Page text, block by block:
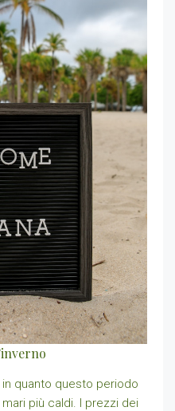
quanto questo periodo
più caldi. I prezzi dei